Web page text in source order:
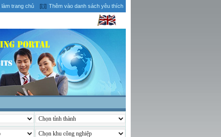
trang chủ Thêm vào danh sách yêu thích